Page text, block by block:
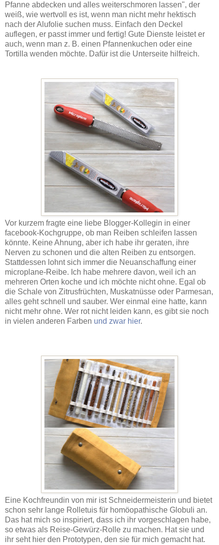
Pfanne abdecken und alles weiterschmoren lassen", der
weiß, wie wertvoll es ist, wenn man nicht mehr hektisch
nach der Alufolie suchen muss. Einfach den Deckel
auflegen, er passt immer und fertig! Gute Dienste leistet er
auch, wenn man z. B. einen Pfannenkuchen oder eine
Tortilla wenden möchte. Dafür ist die Unterseite hilfreich.
Vor kurzem fragte eine liebe Blogger-Kollegin in einer
facebook-Kochgruppe, ob man Reiben schleifen lassen
könnte. Keine Ahnung, aber ich habe ihr geraten, ihre
Nerven zu schonen und die alten Reiben zu entsorgen.
Stattdessen lohnt sich immer die Neuanschaffung einer
microplane-Reibe. Ich habe mehrere davon, weil ich an
mehreren Orten koche und ich möchte nicht ohne. Egal ob
die Schale von Zitrusfrüchten, Muskatnüsse oder Parmesan,
alles geht schnell und sauber. Wer einmal eine hatte, kann
nicht mehr ohne. Wer rot nicht leiden kann, es gibt sie noch
in vielen anderen Farben und zwar hier.
Eine Kochfreundin von mir ist Schneidermeisterin und bietet
schon sehr lange Rolletuis für homöopathische Globuli an.
Das hat mich so inspiriert, dass ich ihr vorgeschlagen habe,
so etwas als Reise-Gewürz-Rolle zu machen. Hat sie und
ihr seht hier den Prototypen, den sie für mich gemacht hat.